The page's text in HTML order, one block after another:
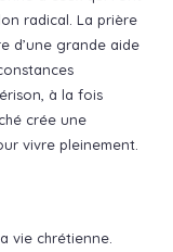
radical. La prière
d’une grande aide
à la fois
crée une
vivre pleinement.
vie chrétienne.